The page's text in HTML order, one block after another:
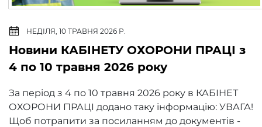
НЕДІЛЯ, 10 ТРАВНЯ 2026 Р.
Новини КАБІНЕТУ ОХОРОНИ ПРАЦІ з
4 по 10 травня 2026 року
За період з 4 по 10 травня 2026 року​ в КАБІНЕТ
ОХОРОНИ ПРАЦІ додано таку інформацію: УВАГА!
Щоб потрапити за посиланням до документів -